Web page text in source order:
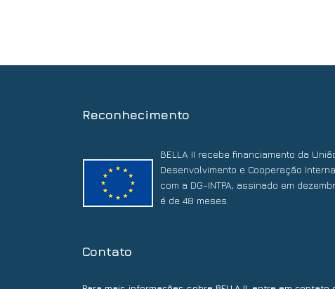
Reconhecimento
BELLA II recebe financiamento da
Desenvolvimento e Cooperação
com a DG-INTPA, assinado em
é de 48 meses.
Contato